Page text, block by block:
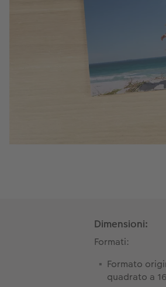
Dimensioni:
Formati:
Formato
quadrato a